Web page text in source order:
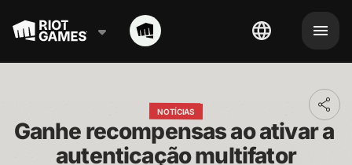
NOTÍCIAS
Ganhe recompensas ao ativar a
autenticação multifator